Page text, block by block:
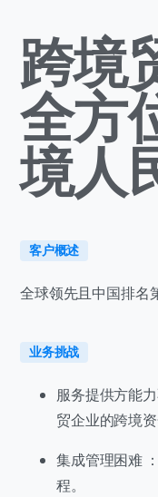
跨境
全方
境人
客户概述
全球领先且中国排名
业务挑战
服务提供方能
贸企业的跨境资
集成管理困难
程。